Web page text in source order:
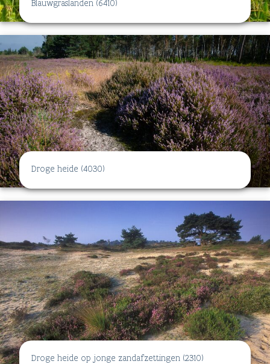
Blauwgraslanden (6410)
Droge heide (4030)
Droge heide op jonge zandafzettingen (2310)